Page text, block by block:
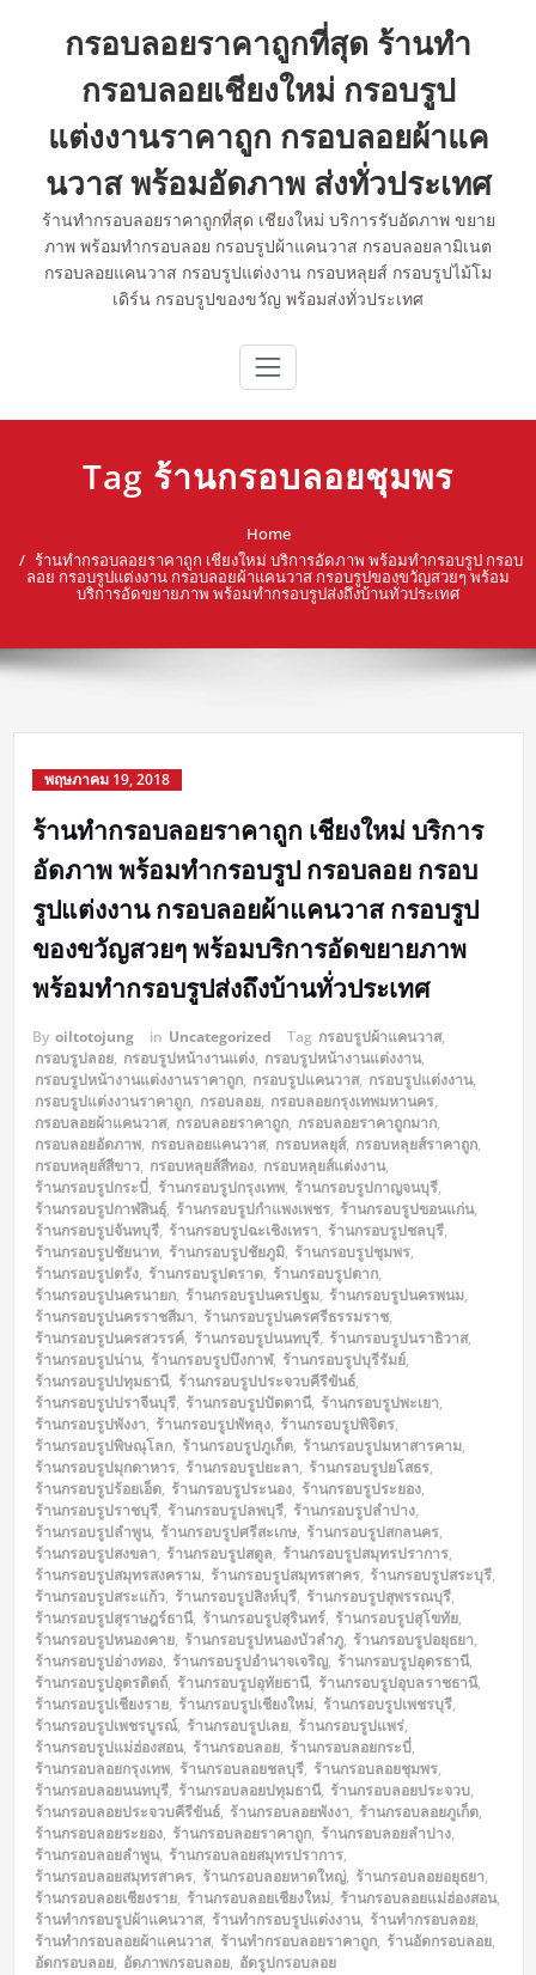
กรอบลอยราคาถูกที่สุด ร้านทำ
กรอบลอยเชียงใหม่ กรอบรูป
แต่งงานราคาถูก กรอบลอยผ้าแค
นวาส พร้อมอัดภาพ ส่งทั่วประเทศ
ร้านทำกรอบลอยราคาถูกที่สุด เชียงใหม่ บริการรับอัดภาพ ขยาย
ภาพ พร้อมทำกรอบลอย กรอบรูปผ้าแคนวาส กรอบลอยลามิเนต
กรอบลอยแคนวาส กรอบรูปแต่งงาน กรอบหลุยส์ กรอบรูปไม้โม
เดิร์น กรอบรูปของขวัญ พร้อมส่งทั่วประเทศ
Tag ร้านกรอบลอยชุมพร
Home
ร้านทำกรอบลอยราคาถูก เชียงใหม่ บริการอัดภาพ พร้อมทำกรอบรูป กรอบ
ลอย กรอบรูปแต่งงาน กรอบลอยผ้าแคนวาส กรอบรูปของขวัญสวยๆ พร้อม
บริการอัดขยายภาพ พร้อมทำกรอบรูปส่งถึงบ้านทั่วประเทศ
พฤษภาคม 19, 2018
ร้านทำกรอบลอยราคาถูก เชียงใหม่ บริการ
อัดภาพ พร้อมทำกรอบรูป กรอบลอย กรอบ
รูปแต่งงาน กรอบลอยผ้าแคนวาส กรอบรูป
ของขวัญสวยๆ พร้อมบริการอัดขยายภาพ
พร้อมทำกรอบรูปส่งถึงบ้านทั่วประเทศ
By oiltotojung in Uncategorized Tag กรอบรูปผ้าแคนวาส,
กรอบรูปลอย, กรอบรูปหน้างานแต่ง, กรอบรูปหน้างานแต่งงาน,
กรอบรูปหน้างานแต่งงานราคาถูก, กรอบรูปแคนวาส, กรอบรูปแต่งงาน,
กรอบรูปแต่งงานราคาถูก, กรอบลอย, กรอบลอยกรุงเทพมหานคร,
กรอบลอยผ้าแคนวาส, กรอบลอยราคาถูก, กรอบลอยราคาถูกมาก,
กรอบลอยอัดภาพ, กรอบลอยแคนวาส, กรอบหลยุส์, กรอบหลุยส์ราคาถูก,
กรอบหลุยส์สีขาว, กรอบหลุยส์สีทอง, กรอบหลุยส์แต่งงาน,
ร้านกรอบรูปกระบี่, ร้านกรอบรูปกรุงเทพ, ร้านกรอบรูปกาญจนบุรี,
ร้านกรอบรูปกาฬสินธุ์, ร้านกรอบรูปกำแพงเพชร, ร้านกรอบรูปขอนแก่น,
ร้านกรอบรูปจันทบุรี, ร้านกรอบรูปฉะเชิงเทรา, ร้านกรอบรูปชลบุรี,
ร้านกรอบรูปชัยนาท, ร้านกรอบรูปชัยภูมิ, ร้านกรอบรูปชุมพร,
ร้านกรอบรูปตรัง, ร้านกรอบรูปตราด, ร้านกรอบรูปตาก,
ร้านกรอบรูปนครนายก, ร้านกรอบรูปนครปฐม, ร้านกรอบรูปนครพนม,
ร้านกรอบรูปนครราชสีมา, ร้านกรอบรูปนครศรีธรรมราช,
ร้านกรอบรูปนครสวรรค์, ร้านกรอบรูปนนทบุรี, ร้านกรอบรูปนราธิวาส,
ร้านกรอบรูปน่าน, ร้านกรอบรูปบึงกาฬ, ร้านกรอบรูปบุรีรัมย์,
ร้านกรอบรูปปทุมธานี, ร้านกรอบรูปประจวบคีรีขันธ์,
ร้านกรอบรูปปราจีนบุรี, ร้านกรอบรูปปัตตานี, ร้านกรอบรูปพะเยา,
ร้านกรอบรูปพังงา, ร้านกรอบรูปพัทลุง, ร้านกรอบรูปพิจิตร,
ร้านกรอบรูปพิษณุโลก, ร้านกรอบรูปภูเก็ต, ร้านกรอบรูปมหาสารคาม,
ร้านกรอบรูปมุกดาหาร, ร้านกรอบรูปยะลา, ร้านกรอบรูปยโสธร,
ร้านกรอบรูปร้อยเอ็ด, ร้านกรอบรูประนอง, ร้านกรอบรูประยอง,
ร้านกรอบรูปราชบุรี, ร้านกรอบรูปลพบุรี, ร้านกรอบรูปลำปาง,
ร้านกรอบรูปลำพูน, ร้านกรอบรูปศรีสะเกษ, ร้านกรอบรูปสกลนคร,
ร้านกรอบรูปสงขลา, ร้านกรอบรูปสตูล, ร้านกรอบรูปสมุทรปราการ,
ร้านกรอบรูปสมุทรสงคราม, ร้านกรอบรูปสมุทรสาคร, ร้านกรอบรูปสระบุรี,
ร้านกรอบรูปสระแก้ว, ร้านกรอบรูปสิงห์บุรี, ร้านกรอบรูปสุพรรณบุรี,
ร้านกรอบรูปสุราษฎร์ธานี, ร้านกรอบรูปสุรินทร์, ร้านกรอบรูปสุโขทัย,
ร้านกรอบรูปหนองคาย, ร้านกรอบรูปหนองบัวลำภู, ร้านกรอบรูปอยุธยา,
ร้านกรอบรูปอ่างทอง, ร้านกรอบรูปอำนาจเจริญ, ร้านกรอบรูปอุดรธานี,
ร้านกรอบรูปอุตรดิตถ์, ร้านกรอบรูปอุทัยธานี, ร้านกรอบรูปอุบลราชธานี,
ร้านกรอบรูปเชียงราย, ร้านกรอบรูปเชียงใหม่, ร้านกรอบรูปเพชรบุรี,
ร้านกรอบรูปเพชรบูรณ์, ร้านกรอบรูปเลย, ร้านกรอบรูปแพร่,
ร้านกรอบรูปแม่ฮ่องสอน, ร้านกรอบลอย, ร้านกรอบลอยกระบี่,
ร้านกรอบลอยกรุงเทพ, ร้านกรอบลอยชลบุรี, ร้านกรอบลอยชุมพร,
ร้านกรอบลอยนนทบุรี, ร้านกรอบลอยปทุมธานี, ร้านกรอบลอยประจวบ,
ร้านกรอบลอยประจวบคีรีขันธ์, ร้านกรอบลอยพังงา, ร้านกรอบลอยภูเก็ต,
ร้านกรอบลอยระยอง, ร้านกรอบลอยราคาถูก, ร้านกรอบลอยลำปาง,
ร้านกรอบลอยลำพูน, ร้านกรอบลอยสมุทรปราการ,
ร้านกรอบลอยสมุทรสาคร, ร้านกรอบลอยหาดใหญ่, ร้านกรอบลอยอยุธยา,
ร้านกรอบลอยเชียงราย, ร้านกรอบลอยเชียงใหม่, ร้านกรอบลอยแม่ฮ่องสอน,
ร้านทำกรอบรูปผ้าแคนวาส, ร้านทำกรอบรูปแต่งงาน, ร้านทำกรอบลอย,
ร้านทำกรอบลอยผ้าแคนวาส, ร้านทำกรอบลอยราคาถูก, ร้านอัดกรอบลอย,
อัดกรอบลอย, อัดภาพกรอบลอย, อัดรูปกรอบลอย